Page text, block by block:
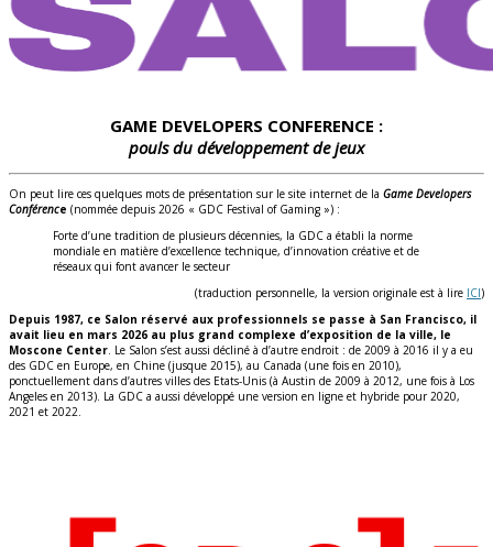
GAME DEVELOPERS CONFERENCE :
pouls du développement de jeux
On peut lire ces quelques mots de présentation sur le site internet de la Game Developers
Conférence (nommée depuis 2026 « GDC Festival of Gaming ») :
Forte d’une tradition de plusieurs décennies, la GDC a établi la norme
mondiale en matière d’excellence technique, d’innovation créative et de
réseaux qui font avancer le secteur
(traduction personnelle, la version originale est à lire ICI)
Depuis 1987, ce Salon réservé aux professionnels se passe à San Francisco, il
avait lieu en mars 2026 au plus grand complexe d’exposition de la ville, le
Moscone Center . Le Salon s’est aussi décliné à d’autre endroit : de 2009 à 2016 il y a eu
des GDC en Europe, en Chine (jusque 2015), au Canada (une fois en 2010),
ponctuellement dans d’autres villes des Etats-Unis (à Austin de 2009 à 2012, une fois à Los
Angeles en 2013). La GDC a aussi développé une version en ligne et hybride pour 2020,
2021 et 2022.